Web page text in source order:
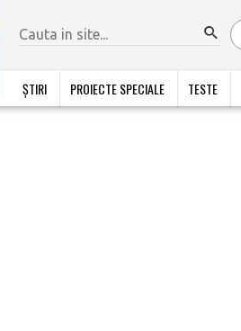
ȘTIRI PROIECTE SPECIALE TESTE